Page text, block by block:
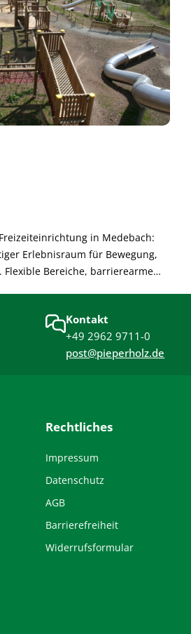
in Medebach:
Erlebnisraum für Bewegung,
Flexible Bereiche, barrierearme
– für langfristige
Kontakt
+49 2962 9711-0
post@pieperholz.de
Rechtliches
Impressum
Datenschutz
AGB
Barrierefreiheit
Widerrufsformular